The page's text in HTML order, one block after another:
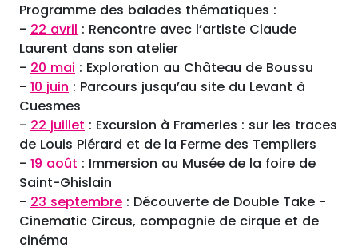
Programme des balades thématiques :
- 22 avril : Rencontre avec l’artiste Claude
Laurent dans son atelier
- 20 mai : Exploration au Château de Boussu
- 10 juin : Parcours jusqu’au site du Levant à
Cuesmes
- 22 juillet : Excursion à Frameries : sur les traces
de Louis Piérard et de la Ferme des Templiers
- 19 août : Immersion au Musée de la foire de
Saint-Ghislain
- 23 septembre : Découverte de Double Take -
Cinematic Circus, compagnie de cirque et de
cinéma